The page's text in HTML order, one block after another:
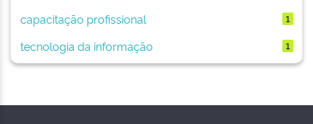
capacitação profissional 1
tecnologia da informação 1